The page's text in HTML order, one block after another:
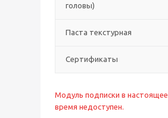
головы)
Паста текстурная
Сертификаты
Модуль подписки в настоящее
время недоступен.